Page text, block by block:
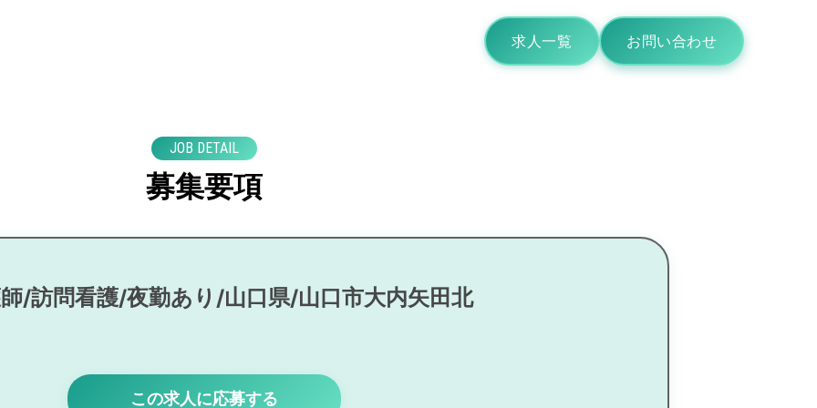
求人一覧 お問い合わせ
JOB DETAIL
募集要項
/訪問看護/夜勤あり/山口県/山口市大内矢田北
この求人に応募する